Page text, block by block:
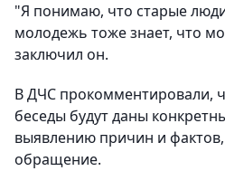
"Я понимаю, что старые
молодежь тоже знает, что
заключил он.
В ДЧС прокомментировали,
беседы будут даны
выявлению причин и
обращение.